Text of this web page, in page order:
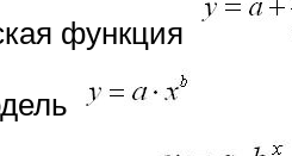
функция